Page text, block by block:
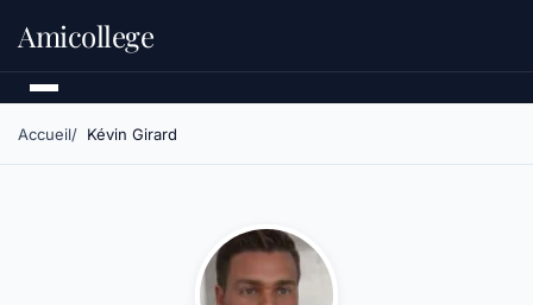
Amicollege
Accueil Kévin Girard